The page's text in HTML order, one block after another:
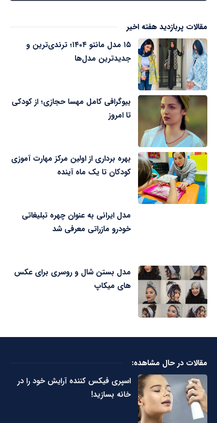
مقالات پربازدید هفته اخیر
۱۵ مدل مانتو ۱۴۰۴؛ ترندی‌ترین و
جدیدترین مدل‌ها
بیوگرافی کامل مهسا حجازی؛ از کودکی
تا امروز
بهره برداری از اولین مرکز مهارت آموزی
کودکان تا یک ماه آینده
مدل ایرانی به عنوان چهره تبلیغاتی
خودرو مازراتی معرفی شد
مدل بستن شال و روسری برای عکس
های میکاپ
مقالات در حال مشاهده:
اسپری فیکس کننده آرایش خود را در
خانه بسازید!